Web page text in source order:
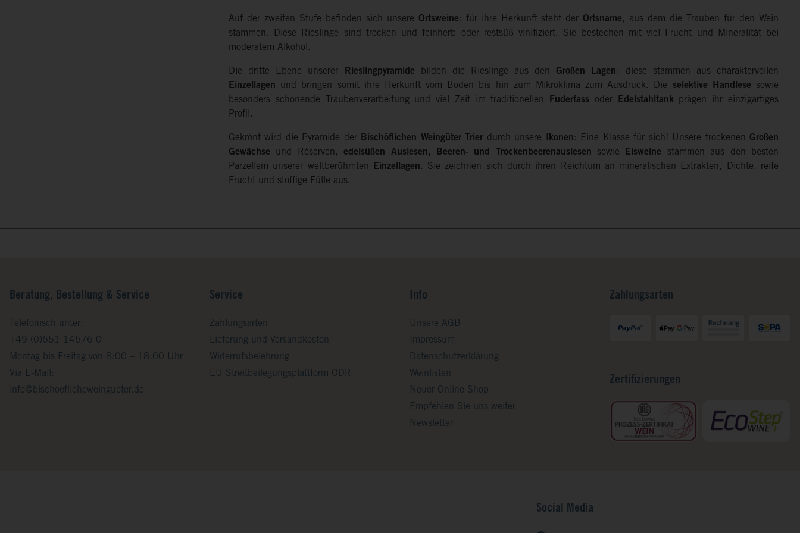
Auf der zweiten Stufe befinden sich unsere Ortsweine: für ihre Herkunft steht der Ortsname, aus dem die Trauben für den Wein
stammen. Diese Rieslinge sind trocken und feinherb oder restsüß vinifiziert. Sie bestechen mit viel Frucht und Mineralität bei
moderatem Alkohol.
Die dritte Ebene unserer Rieslingpyramide bilden die Rieslinge aus den Großen Lagen : diese stammen aus charaktervollen
Einzellagen und bringen somit ihre Herkunft vom Boden bis hin zum Mikroklima zum Ausdruck. Die selektive Handlese sowie
besonders schonende Traubenverarbeitung und viel Zeit im traditionellen
Fuderfass oder Edelstahltankprägen ihr einzigartiges
Profil.
Gekrönt wird die Pyramide der Bischöflichen Weingüter Trier durch unsere Ikonen: Eine Klasse für sich! Unsere trockenen Großen
Gewächse und Réserven,edelsüßen Auslesen, Beeren- und Trockenbeerenauslesen sowie Eisweine stammen aus den besten
Parzellem unserer weltberühmten
Einzellagen. Sie zeichnen sich durch ihren Reichtum an mineralischen Extrakten, Dichte, reife
Frucht und stoffige Fülle aus.
Beratung, Bestellung & Service
Telefonisch unter:
+49 (0)651 14576-0
Montag bis Freitag von 8:00 – 18:00 Uhr
Via E-Mail:
info@bischoeflicheweingueter.de
Service
Zahlungsarten
Lieferung und Versandkosten
Widerrufsbelehrung
EU Streitbeilegungsplattform ODR
Info
Unsere AGB
Impressum
Datenschutzerklärung
Weinlisten
Neuer Online-Shop
Empfehlen Sie uns weiter
Newsletter
Zahlungsarten
Zertifizierungen
Social Media